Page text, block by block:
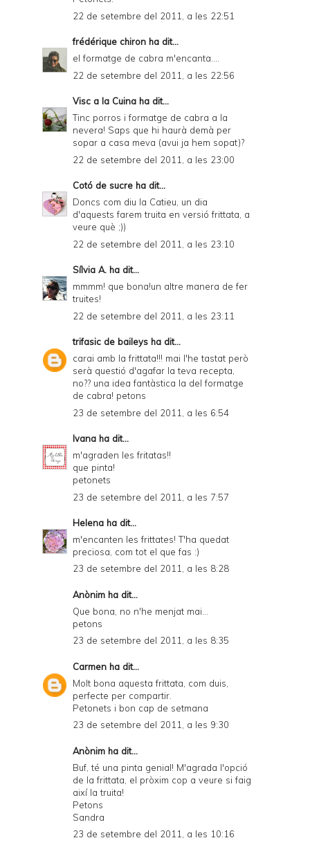
22 de setembre del 2011, a les 22:51
frédérique chiron ha dit...
el formatge de cabra m'encanta....
22 de setembre del 2011, a les 22:56
Visc a la Cuina ha dit...
Tinc porros i formatge de cabra a la
nevera! Saps que hi haurà demà per
sopar a casa meva (avui ja hem sopat)?
22 de setembre del 2011, a les 23:00
Cotó de sucre ha dit...
Doncs com diu la Catieu, un dia
d'aquests farem truita en versió frittata, a
veure què ;))
22 de setembre del 2011, a les 23:10
Sílvia A. ha dit...
mmmm! que bona!un altre manera de fer
truites!
22 de setembre del 2011, a les 23:11
trifasic de baileys ha dit...
carai amb la frittata!!! mai l'he tastat però
serà questió d'agafar la teva recepta,
no?? una idea fantàstica la del formatge
de cabra! petons
23 de setembre del 2011, a les 6:54
Ivana ha dit...
m'agraden les fritatas!!
que pinta!
petonets
23 de setembre del 2011, a les 7:57
Helena ha dit...
m'encanten les frittates! T'ha quedat
preciosa, com tot el que fas :)
23 de setembre del 2011, a les 8:28
Anònim ha dit...
Que bona, no n'he menjat mai...
petons
23 de setembre del 2011, a les 8:35
Carmen ha dit...
Molt bona aquesta frittata, com duis,
perfecte per compartir.
Petonets i bon cap de setmana
23 de setembre del 2011, a les 9:30
Anònim ha dit...
Buf, té una pinta genial! M'agrada l'opció
de la frittata, el pròxim cop a veure si faig
així la truita!
Petons
Sandra
23 de setembre del 2011, a les 10:16